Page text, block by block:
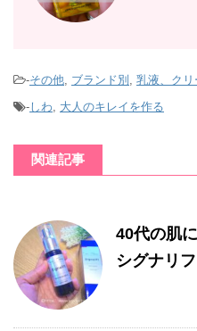
-その他, ブランド別 , 乳液、クリ
-しわ, 大人のキレイを作る
関連記事
40代の肌
シグナリ